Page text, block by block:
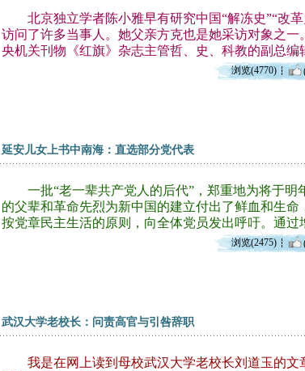
北京独立学者陈小雅早有研究中国“解冻史”“改革
访问了许多当事人。她父亲方克也是她采访对象之一
央机关刊物《红旗》杂志主管哲、史、科教的副总编
浏览(4770)
延安儿女上书中南海：直选部分党代表
一批“老一辈共产党人的后代”，郑重地为将于明
的父辈和革命先烈为新中国的建立付出了鲜血和生命
按党章民主生活的原则，向全体党员发出呼吁。通过
浏览(2475)
武汉大学老校长：问责高官与引咎辞职
我是在网上读到母校武汉大学老校长刘道玉的文